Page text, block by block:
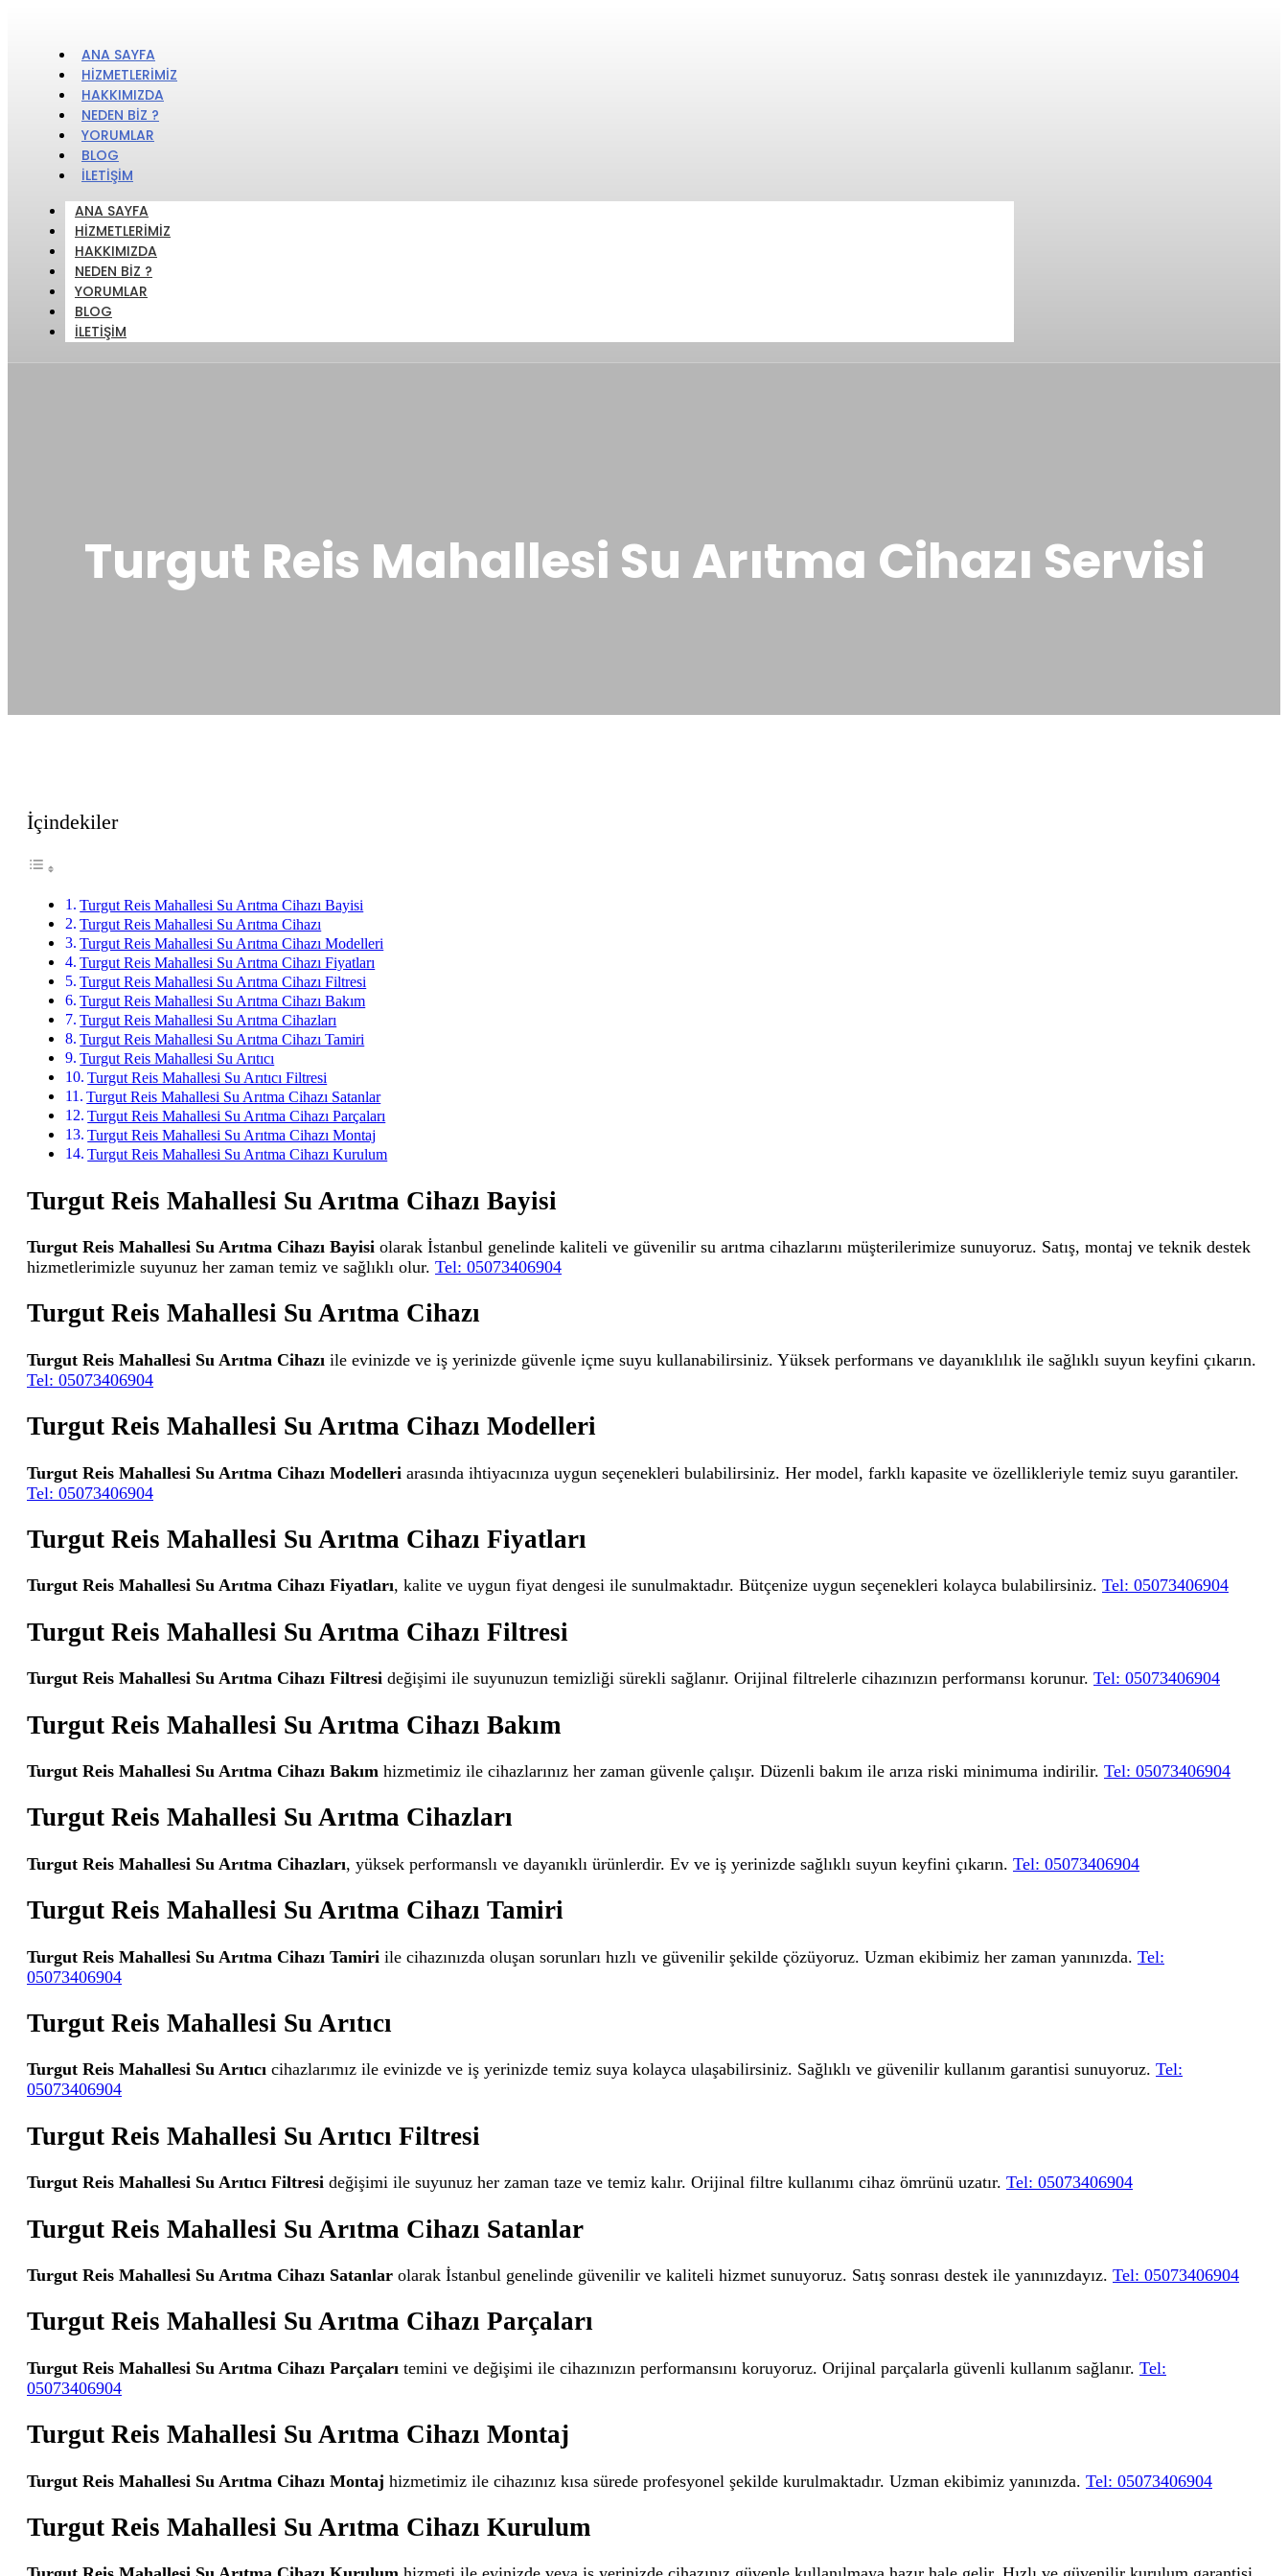
ANA SAYFA
HIZMETLERIMIZ
HAKKIMIZDA
NEDEN BIZ ?
YORUMLAR
BLOG
İLETIŞIM
ANA SAYFA
HIZMETLERIMIZ
HAKKIMIZDA
NEDEN BIZ ?
YORUMLAR
BLOG
İLETIŞIM
Turgut Reis Mahallesi Su Arıtma Cihazı Servisi
İçindekiler
Turgut Reis Mahallesi Su Arıtma Cihazı Bayisi
Turgut Reis Mahallesi Su Arıtma Cihazı
Turgut Reis Mahallesi Su Arıtma Cihazı Modelleri
Turgut Reis Mahallesi Su Arıtma Cihazı Fiyatları
Turgut Reis Mahallesi Su Arıtma Cihazı Filtresi
Turgut Reis Mahallesi Su Arıtma Cihazı Bakım
Turgut Reis Mahallesi Su Arıtma Cihazları
Turgut Reis Mahallesi Su Arıtma Cihazı Tamiri
Turgut Reis Mahallesi Su Arıtıcı
Turgut Reis Mahallesi Su Arıtıcı Filtresi
Turgut Reis Mahallesi Su Arıtma Cihazı Satanlar
Turgut Reis Mahallesi Su Arıtma Cihazı Parçaları
Turgut Reis Mahallesi Su Arıtma Cihazı Montaj
Turgut Reis Mahallesi Su Arıtma Cihazı Kurulum
Turgut Reis Mahallesi Su Arıtma Cihazı Bayisi
Turgut Reis Mahallesi Su Arıtma Cihazı Bayisi olarak İstanbul genelinde kaliteli ve güvenilir su arıtma cihazlarını müşterilerimize sunuyoruz. Satış, montaj ve teknik destek
hizmetlerimizle suyunuz her zaman temiz ve sağlıklı olur. Tel: 05073406904
Turgut Reis Mahallesi Su Arıtma Cihazı
Turgut Reis Mahallesi Su Arıtma Cihazı ile evinizde ve iş yerinizde güvenle içme suyu kullanabilirsiniz. Yüksek performans ve dayanıklılık ile sağlıklı suyun keyfini çıkarın.
Tel: 05073406904
Turgut Reis Mahallesi Su Arıtma Cihazı Modelleri
Turgut Reis Mahallesi Su Arıtma Cihazı Modelleri arasında ihtiyacınıza uygun seçenekleri bulabilirsiniz. Her model, farklı kapasite ve özellikleriyle temiz suyu garantiler.
Tel: 05073406904
Turgut Reis Mahallesi Su Arıtma Cihazı Fiyatları
Turgut Reis Mahallesi Su Arıtma Cihazı Fiyatları, kalite ve uygun fiyat dengesi ile sunulmaktadır. Bütçenize uygun seçenekleri kolayca bulabilirsiniz. Tel: 05073406904
Turgut Reis Mahallesi Su Arıtma Cihazı Filtresi
Turgut Reis Mahallesi Su Arıtma Cihazı Filtresi değişimi ile suyunuzun temizliği sürekli sağlanır. Orijinal filtrelerle cihazınızın performansı korunur. Tel: 05073406904
Turgut Reis Mahallesi Su Arıtma Cihazı Bakım
Turgut Reis Mahallesi Su Arıtma Cihazı Bakım hizmetimiz ile cihazlarınız her zaman güvenle çalışır. Düzenli bakım ile arıza riski minimuma indirilir. Tel: 05073406904
Turgut Reis Mahallesi Su Arıtma Cihazları
Turgut Reis Mahallesi Su Arıtma Cihazları, yüksek performanslı ve dayanıklı ürünlerdir. Ev ve iş yerinizde sağlıklı suyun keyfini çıkarın. Tel: 05073406904
Turgut Reis Mahallesi Su Arıtma Cihazı Tamiri
Turgut Reis Mahallesi Su Arıtma Cihazı Tamiri ile cihazınızda oluşan sorunları hızlı ve güvenilir şekilde çözüyoruz. Uzman ekibimiz her zaman yanınızda. Tel:
05073406904
Turgut Reis Mahallesi Su Arıtıcı
Turgut Reis Mahallesi Su Arıtıcı cihazlarımız ile evinizde ve iş yerinizde temiz suya kolayca ulaşabilirsiniz. Sağlıklı ve güvenilir kullanım garantisi sunuyoruz. Tel:
05073406904
Turgut Reis Mahallesi Su Arıtıcı Filtresi
Turgut Reis Mahallesi Su Arıtıcı Filtresi değişimi ile suyunuz her zaman taze ve temiz kalır. Orijinal filtre kullanımı cihaz ömrünü uzatır. Tel: 05073406904
Turgut Reis Mahallesi Su Arıtma Cihazı Satanlar
Turgut Reis Mahallesi Su Arıtma Cihazı Satanlar olarak İstanbul genelinde güvenilir ve kaliteli hizmet sunuyoruz. Satış sonrası destek ile yanınızdayız. Tel: 05073406904
Turgut Reis Mahallesi Su Arıtma Cihazı Parçaları
Turgut Reis Mahallesi Su Arıtma Cihazı Parçaları temini ve değişimi ile cihazınızın performansını koruyoruz. Orijinal parçalarla güvenli kullanım sağlanır. Tel:
05073406904
Turgut Reis Mahallesi Su Arıtma Cihazı Montaj
Turgut Reis Mahallesi Su Arıtma Cihazı Montaj hizmetimiz ile cihazınız kısa sürede profesyonel şekilde kurulmaktadır. Uzman ekibimiz yanınızda. Tel: 05073406904
Turgut Reis Mahallesi Su Arıtma Cihazı Kurulum